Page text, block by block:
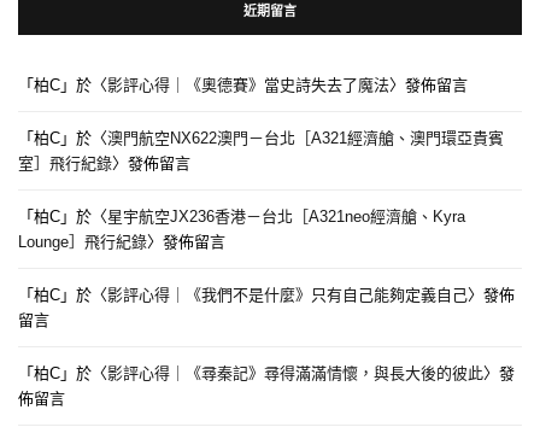
近期留言
「柏C 」於〈影評心得｜《奧德賽》當史詩失去了魔法〉發佈留言
「柏C 」於〈澳門航空NX622澳門－台北［A321經濟艙、澳門環亞貴賓
室］飛行紀錄〉發佈留言
「柏C 」於〈星宇航空JX236香港－台北［A321neo經濟艙、Kyra
Lounge］飛行紀錄〉發佈留言
「柏C 」於〈影評心得｜《我們不是什麼》只有自己能夠定義自己〉發佈
留言
「柏C 」於〈影評心得｜《尋秦記》尋得滿滿情懷，與長大後的彼此〉發
佈留言